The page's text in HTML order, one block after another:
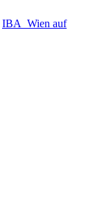
IBA_Wien auf